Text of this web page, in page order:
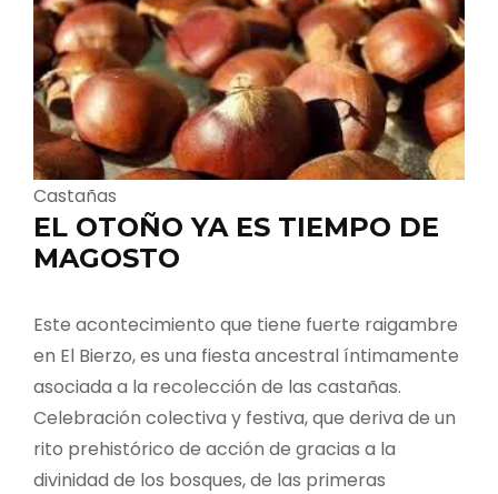
Castañas
EL OTOÑO YA ES TIEMPO DE
MAGOSTO
Este acontecimiento que tiene fuerte raigambre
en El Bierzo, es una fiesta ancestral íntimamente
asociada a la recolección de las castañas.
Celebración colectiva y festiva, que deriva de un
rito prehistórico de acción de gracias a la
divinidad de los bosques, de las primeras